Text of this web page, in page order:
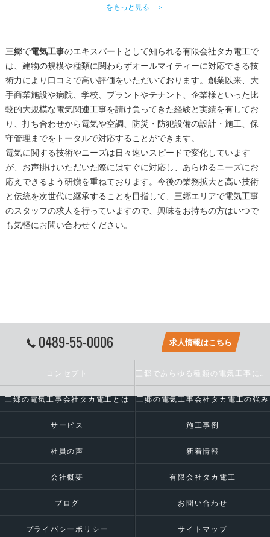
をもっと見る ＞
三郷で電気工事のエキスパートとして知られる有限会社タカ電工で
は、建物の規模や種類に関わらずオールマイティーに対応できる技
術力により口コミで高い評価をいただいております。創業以来、大
手商業施設や病院、学校、プラントやテナント、企業様といった比
較的大規模な電気関連工事を請け負ってきた経験と実績を有してお
り、打ち合わせから電気や空調、防災・防犯設備の設計・施工、保
守管理までをトータルで対応することができます。
電気に関する技術やニーズは日々速いスピードで変化しています
が、お声掛けいただいた際にはすぐに対応し、あらゆるニーズにお
応えできるよう研鑚を重ねております。今後の業務拡大と高い技術
と伝統を次世代に継承することを目指して、 三郷エリアで電気工事
のスタッフの求人を行っていますので、興味をお持ちの方はいつで
も気軽にお問い合わせください。
0489-55-0006 求人情報はこちら
コンセプト
三郷の電気工事会社タカ電工とは 三郷の電気工事会社タカ電工の強み
サービス 施工事例
社員の声 新着情報
会社概要 有限会社タカ電工
ブログ お問い合わせ
プライバシーポリシー サイトマップ